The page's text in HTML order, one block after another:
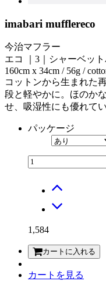
imabari mufflereco
今治マフラー
エコ ｜3｜シャーベッ
160cm x 34cm / 56g /
コットンから生まれた
段と軽やかに。ほのか
せ、吸湿性にも優れてい
パッケージ
1,584
カートに入れる
カートを見る